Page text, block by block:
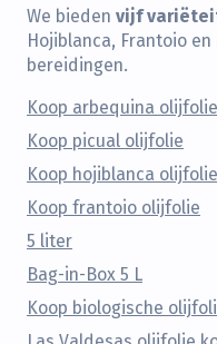
We bieden vijf
Hojiblanca, Frantoio
bereidingen.
Koop arbequina olijfolie
Koop picual olijfolie
Koop hojiblanca olijfolie
Koop frantoio olijfolie
5 liter
Bag-in-Box 5 L
Koop biologische